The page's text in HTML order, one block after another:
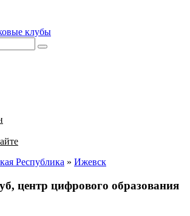
клубы
Республика » Ижевск
центр цифрового образования